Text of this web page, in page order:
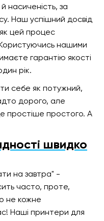
насиченість, за
Наш успішний досвід
цей процес
нашими
гарантію якості
рік.
себе як потужний,
дорого, але
простіше простого. А
швидко
на завтра" -
часто, проте,
не кожне
Наші принтери для